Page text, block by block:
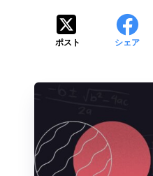
ポスト シェア